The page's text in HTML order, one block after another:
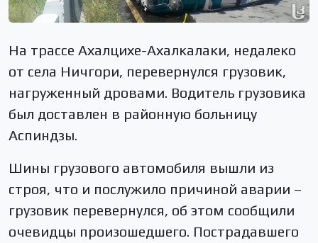
На трассе Ахалцихе-Ахалкалаки, недалеко
от села Ничгори, перевернулся грузовик,
нагруженный дровами. Водитель грузовика
был доставлен в районную больницу
Аспиндзы.
Шины грузового автомобиля вышли из
строя, что и послужило причиной аварии –
грузовик перевернулся, об этом сообщили
очевидцы произошедшего. Пострадавшего